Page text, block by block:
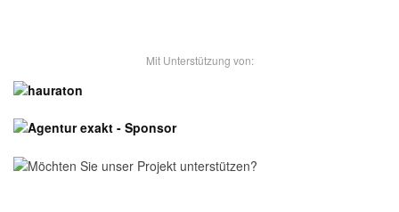
- Unsere Sponsoren -